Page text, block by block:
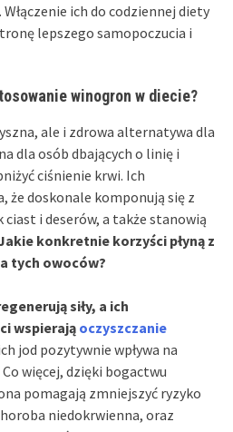
ich do codziennej diety
lepszego samopoczucia i
winogron w diecie?
ale i zdrowa alternatywa dla
dla osób dbających o linię i
ciśnienie krwi. Ich
że doskonale komponują się z
i deserów, a także stanowią
konkretnie korzyści płyną z
tych owoców?
siły, a ich
wspierają oczyszczanie
jod pozytywnie wpływa na
więcej, dzięki bogactwu
pomagają zmniejszyć ryzyko
niedokrwienna, oraz